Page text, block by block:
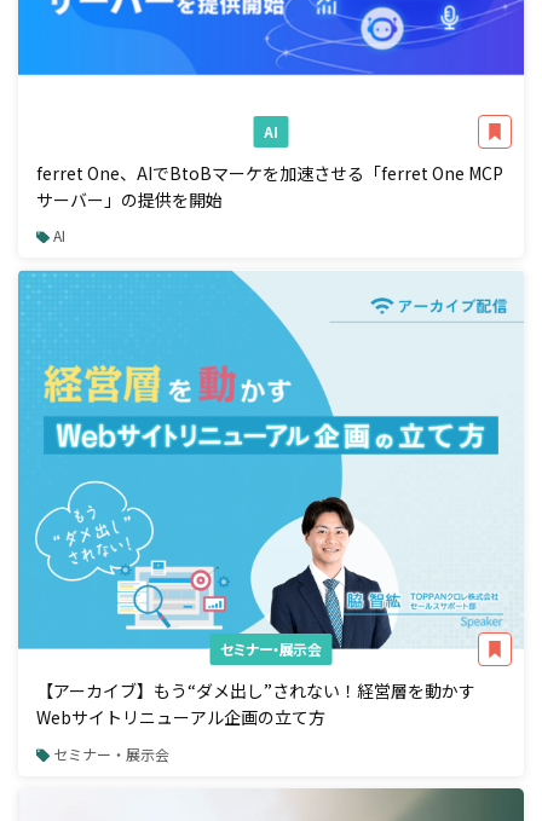
AI
ferret One、AIでBtoBマーケを加速させる「ferret One MCP
サーバー」の提供を開始
AI
セミナー・展示会
【アーカイブ】もう“ダメ出し”されない！経営層を動かす
Webサイトリニューアル企画の立て方
セミナー・展示会